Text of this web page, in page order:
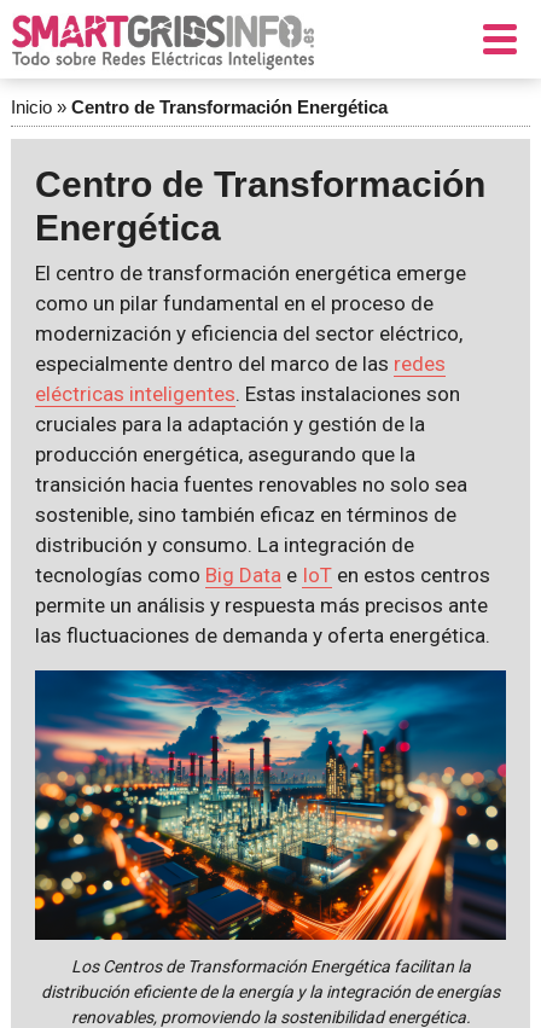
Inicio» Centro de Transformación Energética
Centro de Transformación
Energética
El centro de transformación energética emerge
como un pilar fundamental en el proceso de
modernización y eficiencia del sector eléctrico,
especialmente dentro del marco de las redes
eléctricas inteligentes. Estas instalaciones son
cruciales para la adaptación y gestión de la
producción energética, asegurando que la
transición hacia fuentes renovables no solo sea
sostenible, sino también eficaz en términos de
distribución y consumo. La integración de
tecnologías como Big Datae IoTen estos centros
permite un análisis y respuesta más precisos ante
las fluctuaciones de demanda y oferta energética.
Los Centros de Transformación Energética facilitan la
distribución eficiente de la energía y la integración de energías
renovables, promoviendo la sostenibilidad energética.